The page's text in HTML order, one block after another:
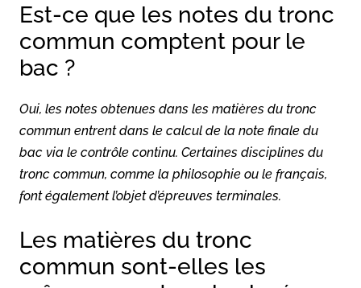
Est-ce que les notes du tronc
commun comptent pour le
bac ?
Oui, les notes obtenues dans les matières du tronc
commun entrent dans le calcul de la note finale du
bac via le contrôle continu. Certaines disciplines du
tronc commun, comme la philosophie ou le français,
font également l’objet d’épreuves terminales.
Les matières du tronc
commun sont-elles les